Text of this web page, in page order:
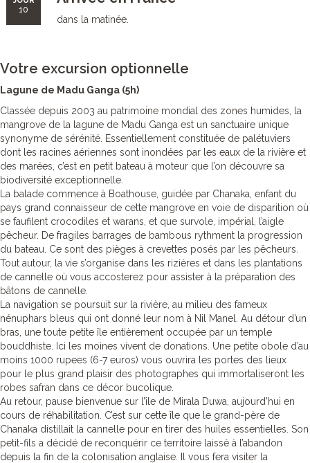
10
dans la matinée.
Votre excursion optionnelle
Lagune de Madu Ganga (5h)
Classée depuis 2003 au patrimoine mondial des zones humides, la
mangrove de la lagune de Madu Ganga est un sanctuaire unique
synonyme de sérénité. Essentiellement constituée de palétuviers
dont les racines aériennes sont inondées par les eaux de la rivière et
des marées, c’est en petit bateau à moteur que l’on découvre sa
biodiversité exceptionnelle.
La balade commence à Boathouse, guidée par Chanaka, enfant du
pays grand connaisseur de cette mangrove en voie de disparition où
se faufilent crocodiles et warans, et que survole, impérial, l’aigle
pêcheur. De fragiles barrages de bambous rythment la progression
du bateau. Ce sont des pièges à crevettes posés par les pêcheurs.
Tout autour, la vie s’organise dans les rizières et dans les plantations
de cannelle où vous accosterez pour assister à la préparation des
bâtons de cannelle.
La navigation se poursuit sur la rivière, au milieu des fameux
nénuphars bleus qui ont donné leur nom à Nil Manel. Au détour d’un
bras, une toute petite île entièrement occupée par un temple
bouddhiste. Ici les moines vivent de donations. Une petite obole d’au
moins 1000 rupees (6-7 euros) vous ouvrira les portes des lieux
pour le plus grand plaisir des photographes qui immortaliseront les
robes safran dans ce décor bucolique.
Au retour, pause bienvenue sur l’île de Mirala Duwa, aujourd’hui en
cours de réhabilitation. C’est sur cette île que le grand-père de
Chanaka distillait la cannelle pour en tirer des huiles essentielles. Son
petit-fils a décidé de reconquérir ce territoire laissé à l’abandon
depuis la fin de la colonisation anglaise. Il vous fera visiter la